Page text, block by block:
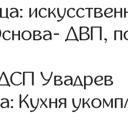
ДВП,
Увадрев
Кухня